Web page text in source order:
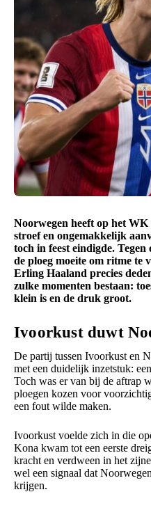
Noorwegen heeft op het WK
stroef en ongemakkelijk
toch in feest eindigde.
de ploeg moeite om ritme te
Erling Haaland precies
zulke momenten bestaan:
klein is en de druk groot.
Ivoorkust duwt
De partij tussen Ivoorkust en
met een duidelijk inzetstuk:
Toch was er van bij de aftrap
ploegen kozen voor
een fout wilde maken.
Ivoorkust voelde zich in die
Kona kwam tot een eerste
kracht en verdween in het
wel een signaal dat
krijgen.